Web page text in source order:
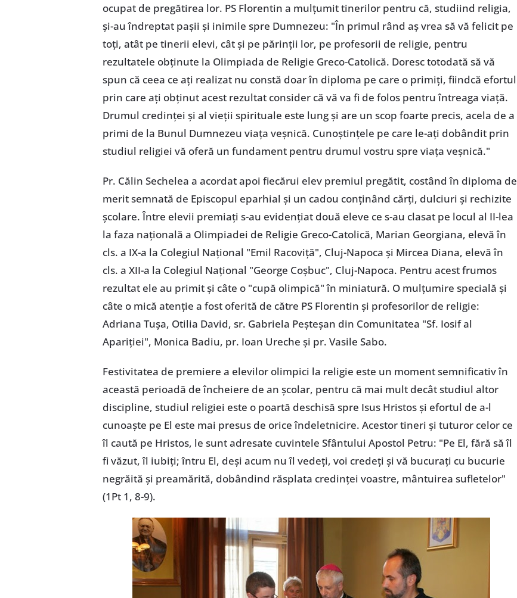
ocupat de pregătirea lor. PS Florentin a mulţumit tinerilor pentru că, studiind religia,
şi-au îndreptat paşii şi inimile spre Dumnezeu: "În primul rând aş vrea să vă felicit pe
toţi, atât pe tinerii elevi, cât şi pe părinţii lor, pe profesorii de religie, pentru
rezultatele obţinute la Olimpiada de Religie Greco-Catolică. Doresc totodată să vă
spun că ceea ce aţi realizat nu constă doar în diploma pe care o primiţi, fiindcă efortul
prin care aţi obţinut acest rezultat consider că vă va fi de folos pentru întreaga viaţă.
Drumul credinţei şi al vieţii spirituale este lung şi are un scop foarte precis, acela de a
primi de la Bunul Dumnezeu viaţa veşnică. Cunoştinţele pe care le-aţi dobândit prin
studiul religiei vă oferă un fundament pentru drumul vostru spre viaţa veşnică."
Pr. Călin Sechelea a acordat apoi fiecărui elev premiul pregătit, costând în diploma de
merit semnată de Episcopul eparhial şi un cadou conţinând cărţi, dulciuri şi rechizite
şcolare. Între elevii premiaţi s-au evidenţiat două eleve ce s-au clasat pe locul al II-lea
la faza naţională a Olimpiadei de Religie Greco-Catolică, Marian Georgiana, elevă în
cls. a IX-a la Colegiul Naţional "Emil Racoviţă", Cluj-Napoca şi Mircea Diana, elevă în
cls. a XII-a la Colegiul Naţional "George Coşbuc", Cluj-Napoca. Pentru acest frumos
rezultat ele au primit şi câte o "cupă olimpică" în miniatură. O mulţumire specială şi
câte o mică atenţie a fost oferită de către PS Florentin şi profesorilor de religie:
Adriana Tuşa, Otilia David, sr. Gabriela Peşteşan din Comunitatea "Sf. Iosif al
Apariţiei", Monica Badiu, pr. Ioan Ureche şi pr. Vasile Sabo.
Festivitatea de premiere a elevilor olimpici la religie este un moment semnificativ în
această perioadă de încheiere de an şcolar, pentru că mai mult decât studiul altor
discipline, studiul religiei este o poartă deschisă spre Isus Hristos şi efortul de a-l
cunoaşte pe El este mai presus de orice îndeletnicire. Acestor tineri şi tuturor celor ce
îl caută pe Hristos, le sunt adresate cuvintele Sfântului Apostol Petru: "Pe El, fără să îl
fi văzut, îl iubiţi; întru El, deşi acum nu îl vedeţi, voi credeţi şi vă bucuraţi cu bucurie
negrăită şi preamărită, dobândind răsplata credinţei voastre, mântuirea sufletelor"
(1Pt 1, 8-9).